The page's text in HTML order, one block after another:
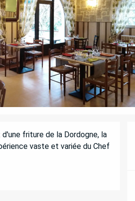
friture de la Dordogne, la
vaste et variée du Chef